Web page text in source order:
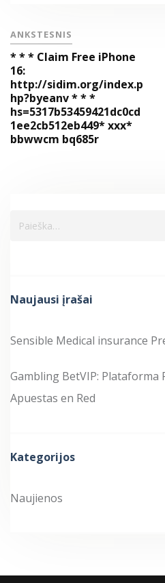
ANKSTESNIS
* * * Claim Free iPhone
16:
http://sidim.org/index.p
hp?byeanv * * *
hs=5317b53459421dc0cd
1ee2cb512eb449* ххх*
bbwwcm bq685r
Naujausi įrašai
Sensible Medical insurance
Gambling BetVIP: Plataforma
Apuestas en Red
Kategorijos
Naujienos